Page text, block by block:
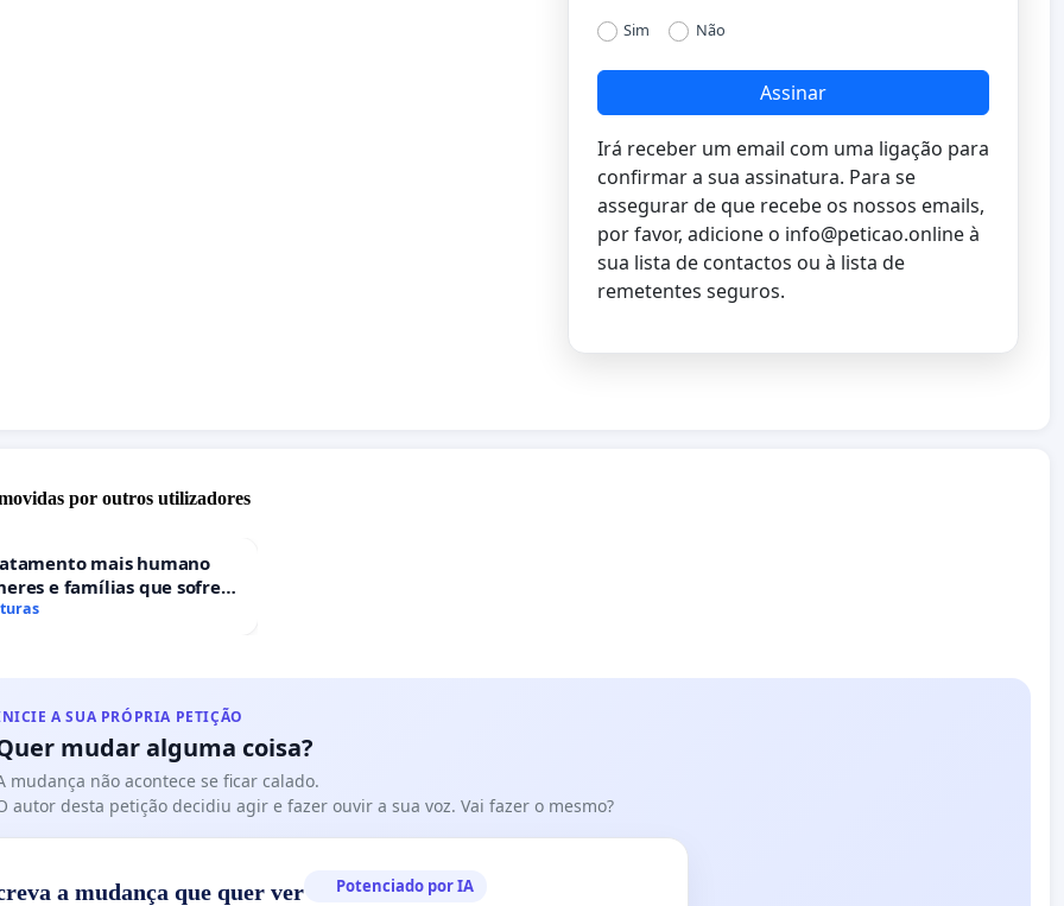
Sim Não
Assinar
Irá receber um email com uma ligação para
confirmar a sua assinatura. Para se
assegurar de que recebe os nossos emails,
por favor, adicione o info@peticao.onlineà
sua lista de contactos ou à lista de
remetentes seguros.
por outros utilizadores
mais humano
e famílias que sofrem
gestacional nos hospitais
A SUA PRÓPRIA PETIÇÃO
mudar alguma coisa?
mudança não acontece se ficar calado.
autor desta petição decidiu agir e fazer ouvir a sua voz. Vai fazer o mesmo?
a mudança que quer ver Potenciado por IA